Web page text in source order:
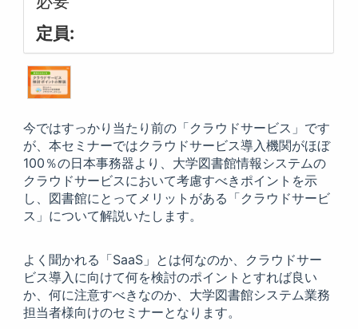
定員:
今ではすっかり当たり前の「クラウドサービス」です
が、本セミナーではクラウドサービス導入機関がほぼ
100％の日本事務器より、大学図書館情報システムの
クラウドサービスにおいて考慮すべきポイントを示
し、図書館にとってメリットがある「クラウドサービ
ス」について解説いたします。
よく聞かれる「SaaS」とは何なのか、クラウドサー
ビス導入に向けて何を検討のポイントとすれば良い
か、何に注意すべきなのか、大学図書館システム業務
担当者様向けのセミナーとなります。